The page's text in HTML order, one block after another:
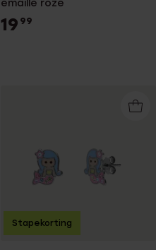
emaille roze
19 99
Stapekorting